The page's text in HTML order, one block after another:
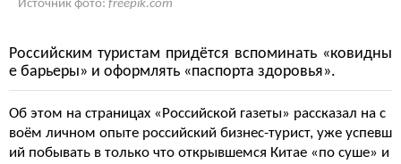
Источник фото: freepik.com
Российским туристам придётся вспоминать «ковидны
е барьеры» и оформлять «паспорта здоровья».
Об этом на страницах «Российской газеты» рассказал на с
воём личном опыте российский бизнес-турист, уже успевш
ий побывать в только что открывшемся Китае «по суше» и